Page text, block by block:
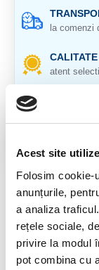
Acest site
Folosim cookie-
anunțurile,
a analiza
rețele sociale,
privire la modul
pot combina cu
la comenzi
atent
pentru
DESCRIERE
Origine:
Cristal natural